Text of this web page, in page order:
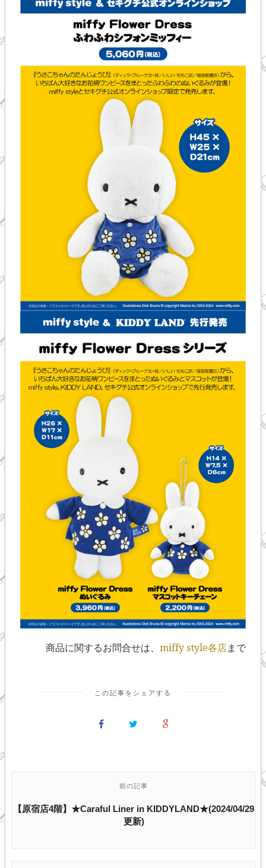
商品に関するお問合せは、 miffy style各店まで
この記事をシェアする
前の記事
【原宿店4階】★Caraful Liner in KIDDYLAND★(2024/04/29
更新)